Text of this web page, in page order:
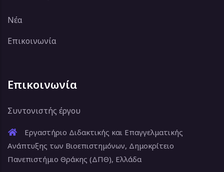
Νέα
Επικοινωνία
Επικοινωνία
Συντονιστής έργου
Εργαστήριο Διδακτικής και Επαγγελματικής
Ανάπτυξης των Βιοεπιστημόνων, Δημοκρίτειο
Πανεπιστήμιο Θράκης (ΔΠΘ), Ελλάδα